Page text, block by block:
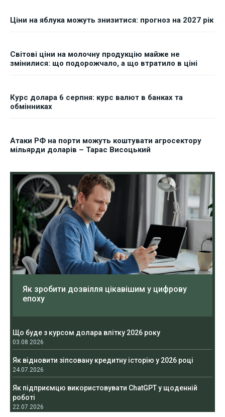
Ціни на яблука можуть знизитися: прогноз на 2027 рік
Світові ціни на молочну продукцію майже не
змінилися: що подорожчало, а що втратило в ціні
Курс долара 6 серпня: курс валют в банках та
обмінниках
Атаки РФ на порти можуть коштувати агросектору
мільярди доларів – Тарас Висоцький
Як зробити дозвілля цікавішим у цифрову
епоху
Що буде з курсом долара влітку 2026 року
03.08.2026
Як відновити зіпсовану кредитну історію у 2026 році
24.07.2026
Як підприємцю використовувати ChatGPT у щоденній
роботі
22.07.2026